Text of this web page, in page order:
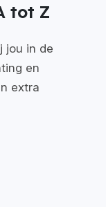
tot Z
jou in de
en
extra